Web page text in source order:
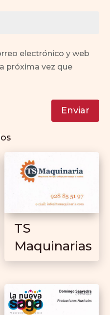
electrónico y web
próxima vez que
Enviar
TS
Maquinarias